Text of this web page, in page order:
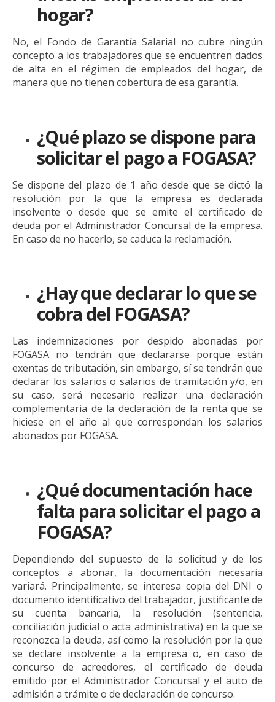
hogar?
No, el Fondo de Garantía Salarial no cubre ningún
concepto a los trabajadores que se encuentren dados
de alta en el régimen de empleados del hogar, de
manera que no tienen cobertura de esa garantía.
¿Qué plazo se dispone para
solicitar el pago a FOGASA?
Se dispone del plazo de 1 año desde que se dictó la
resolución por la que la empresa es declarada
insolvente o desde que se emite el certificado de
deuda por el Administrador Concursal de la empresa.
En caso de no hacerlo, se caduca la reclamación.
¿Hay que declarar lo que se
cobra del FOGASA?
Las indemnizaciones por despido abonadas por
FOGASA no tendrán que declararse porque están
exentas de tributación, sin embargo, sí se tendrán que
declarar los salarios o salarios de tramitación y/o, en
su caso, será necesario realizar una declaración
complementaria de la declaración de la renta que se
hiciese en el año al que correspondan los salarios
abonados por FOGASA.
¿Qué documentación hace
falta para solicitar el pago a
FOGASA?
Dependiendo del supuesto de la solicitud y de los
conceptos a abonar, la documentación necesaria
variará. Principalmente, se interesa copia del DNI o
documento identificativo del trabajador, justificante de
su cuenta bancaria, la resolución (sentencia,
conciliación judicial o acta administrativa) en la que se
reconozca la deuda, así como la resolución por la que
se declare insolvente a la empresa o, en caso de
concurso de acreedores, el certificado de deuda
emitido por el Administrador Concursal y el auto de
admisión a trámite o de declaración de concurso.